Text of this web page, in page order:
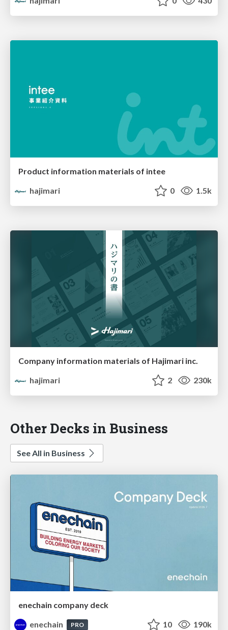
Product information materials of intee
hajimari
0 1.5k
Company information materials of Hajimari inc.
hajimari
2 230k
Other Decks in Business
See All in Business
enechain company deck
enechain
PRO 10 190k